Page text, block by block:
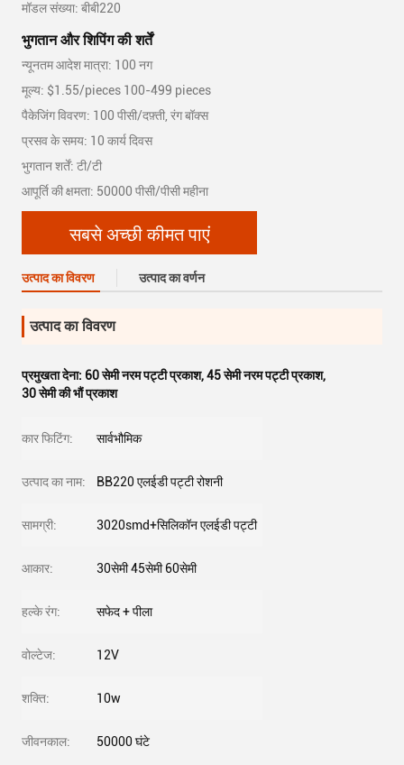
मॉडल संख्या: बीबी220
भुगतान और शिपिंग की शर्तें
न्यूनतम आदेश मात्रा: 100 नग
मूल्य: $1.55/pieces 100-499 pieces
पैकेजिंग विवरण: 100 पीसी/दफ़्ती, रंग बॉक्स
प्रसव के समय: 10 कार्य दिवस
भुगतान शर्तें: टी/टी
आपूर्ति की क्षमता: 50000 पीसी/पीसी महीना
सबसे अच्छी कीमत पाएं
उत्पाद का विवरण उत्पाद का वर्णन
उत्पाद का विवरण
प्रमुखता देना: 60 सेमी नरम पट्टी प्रकाश,45 सेमी नरम पट्टी प्रकाश,
30 सेमी की भौं प्रकाश
कार फिटिंग: सार्वभौमिक
उत्पाद का नाम: BB220 एलईडी पट्टी रोशनी
सामग्री: 3020smd+सिलिकॉन एलईडी पट्टी
आकार: 30सेमी 45सेमी 60सेमी
हल्के रंग: सफेद + पीला
वोल्टेज: 12V
शक्ति: 10w
जीवनकाल: 50000 घंटे